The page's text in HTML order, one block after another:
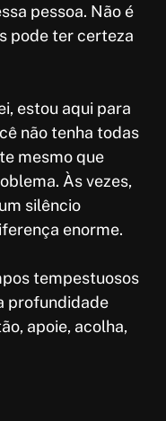
pessoa. Não é
pode ter certeza
estou aqui para
não tenha todas
mesmo que
Às vezes,
silêncio
enorme.
tempestuosos
profundidade
apoie, acolha,